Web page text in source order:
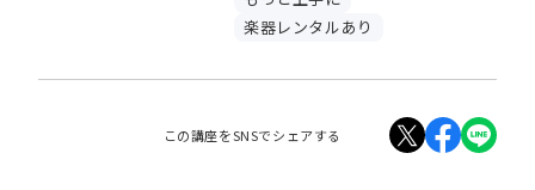
楽器レンタルあり
この講座をSNSでシェアする